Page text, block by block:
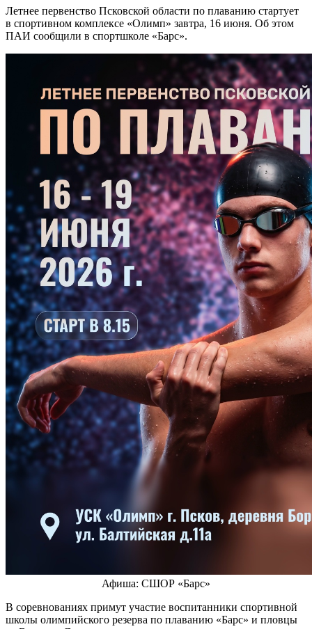
Летнее первенство Псковской области по плаванию стартует
в спортивном комплексе «Олимп» завтра, 16 июня. Об этом
ПАИ сообщили в спортшколе «Барс».
Афиша: СШОР «Барс»
В соревнованиях примут участие воспитанники спортивной
школы олимпийского резерва по плаванию «Барс» и пловцы